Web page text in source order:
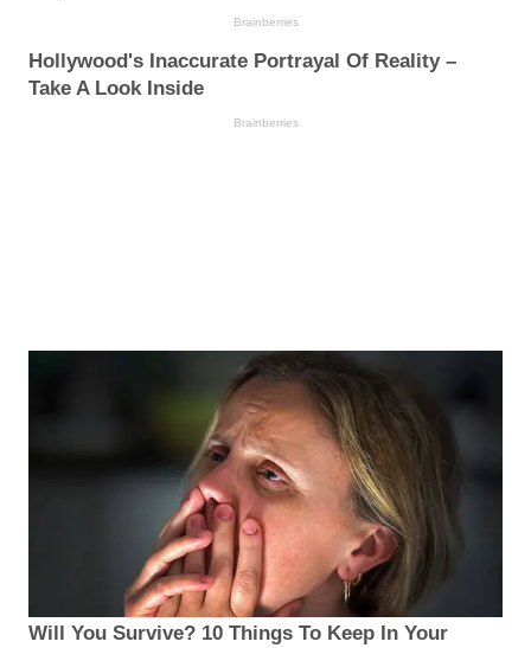
Brainberries
Hollywood's Inaccurate Portrayal Of Reality –
Take A Look Inside
Brainberries
Will You Survive? 10 Things To Keep In Your